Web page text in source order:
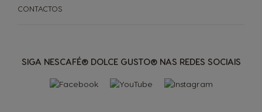
SUSTENTABILIDADE
A SUA COFFEE SHOP
SIGA NESCAFÉ® DOLCE GUSTO® NAS REDES SOCIAIS
CONTACTOS